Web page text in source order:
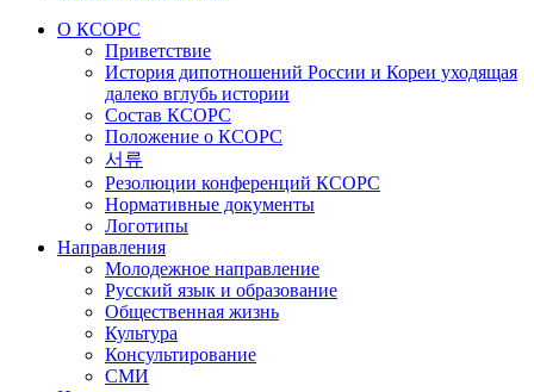
О КСОРС
Приветствие
История дипотношений России и Кореи уходящая
далеко вглубь истории
Состав КСОРС
Положение о КСОРС
서류
Резолюции конференций КСОРС
Нормативные документы
Логотипы
Направления
Молодежное направление
Русский язык и образование
Общественная жизнь
Культура
Консультирование
СМИ